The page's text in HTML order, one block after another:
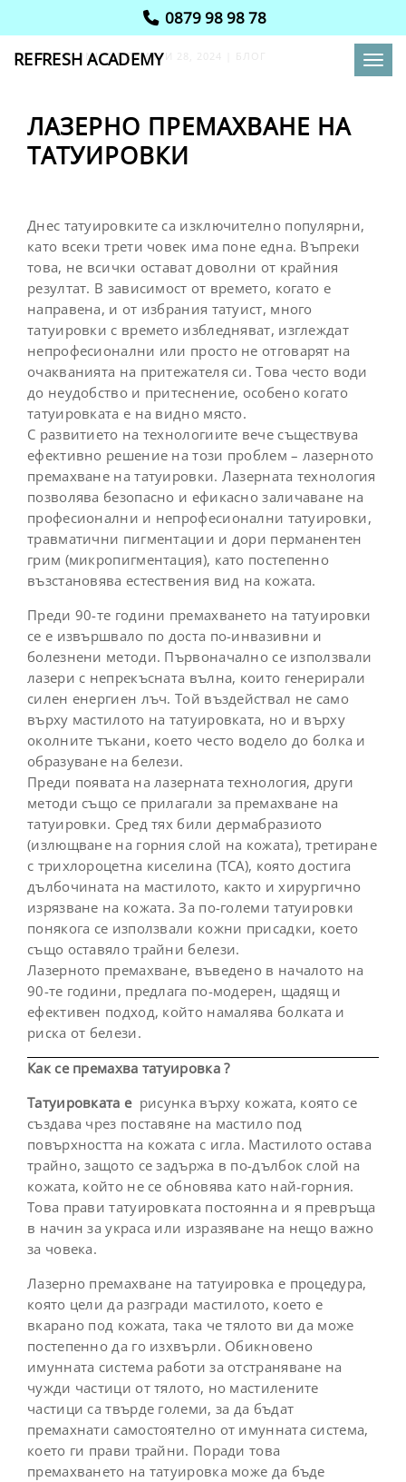
0879 98 98 78
REFRESH ACADEMY
POSTED BYPMU|НОЕМВРИ 28, 2024
ЛАЗЕРНО ПРЕМАХВАНЕ НА
ТАТУИРОВКИ
Днес татуировките са изключително популярни,
като всеки трети човек има поне една. Въпреки
това, не всички остават доволни от крайния
резултат. В зависимост от времето, когато е
направена, и от избрания татуист, много
татуировки с времето избледняват, изглеждат
непрофесионални или просто не отговарят на
очакванията на притежателя си. Това често води
до неудобство и притеснение, особено когато
татуировката е на видно място.
С развитието на технологиите вече съществува
ефективно решение на този проблем – лазерното
премахване на татуировки. Лазерната технология
позволява безопасно и ефикасно заличаване на
професионални и непрофесионални татуировки,
травматични пигментации и дори перманентен
грим (микропигментация), като постепенно
възстановява естествения вид на кожата.
Преди 90-те години премахването на татуировки
се е извършвало по доста по-инвазивни и
болезнени методи. Първоначално се използвали
лазери с непрекъсната вълна, които генерирали
силен енергиен лъч. Той въздействал не само
върху мастилото на татуировката, но и върху
околните тъкани, което често водело до болка и
образуване на белези.
Преди появата на лазерната технология, други
методи също се прилагали за премахване на
татуировки. Сред тях били дермабразиото
(излющване на горния слой на кожата), третиране
с трихлороцетна киселина (TCA), която достига
дълбочината на мастилото, както и хирургично
изрязване на кожата. За по-големи татуировки
понякога се използвали кожни присадки, което
също оставяло трайни белези.
Лазерното премахване, въведено в началото на
90-те години, предлага по-модерен, щадящ и
ефективен подход, който намалява болката и
риска от белези.
Как се премахва татуировка ?
Татуировката е рисунка върху кожата, която се
създава чрез поставяне на мастило под
повърхността на кожата с игла. Мастилото остава
трайно, защото се задържа в по-дълбок слой на
кожата, който не се обновява като най-горния.
Това прави татуировката постоянна и я превръща
в начин за украса или изразяване на нещо важно
за човека.
Лазерно премахване на татуировка е процедура,
която цели да разгради мастилото, което е
вкарано под кожата, така че тялото ви да може
постепенно да го изхвърли. Обикновено
имунната система работи за отстраняване на
чужди частици от тялото, но мастилените
частици са твърде големи, за да бъдат
премахнати самостоятелно от имунната система,
което ги прави трайни. Поради това
премахването на татуировка може да бъде